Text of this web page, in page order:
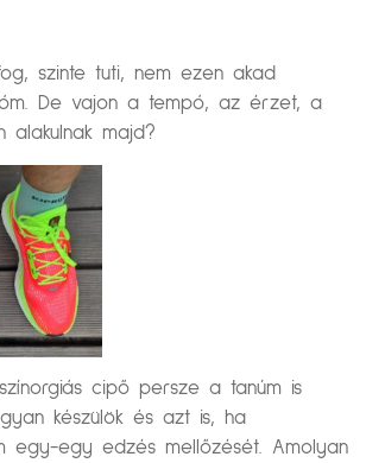
szinte tuti, nem ezen akad
De vajon a tempó, az érzet, a
alakulnak majd?
cipő persze a tanúm is
készülök és azt is, ha
egy-egy edzés mellőzését. Amolyan